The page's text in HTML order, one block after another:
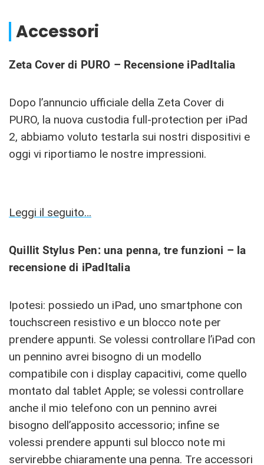
Accessori
Zeta Cover di PURO – Recensione iPadItalia
Dopo l’annuncio ufficiale della Zeta Cover di
PURO, la nuova custodia full-protection per iPad
2, abbiamo voluto testarla sui nostri dispositivi e
oggi vi riportiamo le nostre impressioni.
Leggi il seguito…
Quillit Stylus Pen: una penna, tre funzioni – la
recensione di iPadItalia
Ipotesi: possiedo un iPad, uno smartphone con
touchscreen resistivo e un blocco note per
prendere appunti. Se volessi controllare l’iPad con
un pennino avrei bisogno di un modello
compatibile con i display capacitivi, come quello
montato dal tablet Apple; se volessi controllare
anche il mio telefono con un pennino avrei
bisogno dell’apposito accessorio; infine se
volessi prendere appunti sul blocco note mi
servirebbe chiaramente una penna. Tre accessori